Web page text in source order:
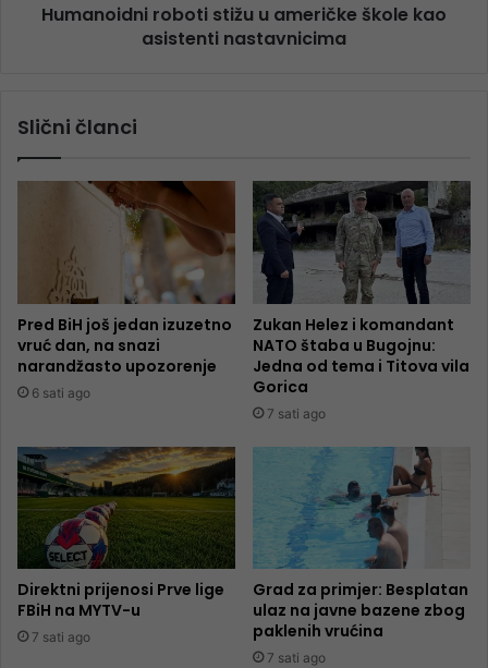
Humanoidni roboti stižu u američke škole kao
asistenti nastavnicima
Slični članci
Pred BiH još jedan izuzetno
vruć dan, na snazi
narandžasto upozorenje
6 sati ago
Zukan Helez i komandant
NATO štaba u Bugojnu:
Jedna od tema i Titova vila
Gorica
7 sati ago
Direktni prijenosi Prve lige
FBiH na MYTV-u
7 sati ago
Grad za primjer: Besplatan
ulaz na javne bazene zbog
paklenih vrućina
7 sati ago